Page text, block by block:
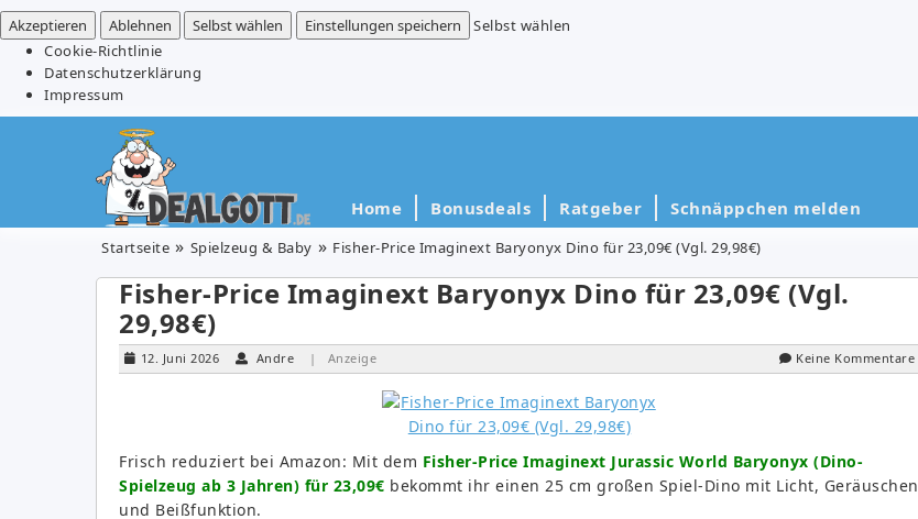
Akzeptieren
Ablehnen Selbst wählen Einstellungen speichern
Selbst wählen
Cookie-Richtlinie
Datenschutzerklärung
Impressum
Home Bonusdeals Ratgeber Schnäppchen melden
Startseite Spielzeug & Baby Fisher-Price Imaginext Baryonyx Dino für 23,09€ (Vgl. 29,98€)
Fisher-Price Imaginext Baryonyx Dino für 23,09€ (Vgl.
29,98€)
12. Juni 2026 Andre | Anzeige Keine Kommentare
Frisch reduziert bei Amazon: Mit dem Fisher-Price Imaginext Jurassic World Baryonyx (Dino-
Spielzeug ab 3 Jahren) für 23,09€ bekommt ihr einen 25 cm großen Spiel-Dino mit Licht, Geräuschen
und Beißfunktion.